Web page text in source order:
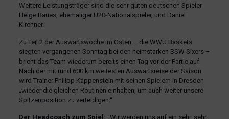
Weitere Leistungsträger sind die sehr guten deutschen Spieler
Helge Baues, ehemaliger U20-Nationalspieler, und Daniel
Kirchner.
Zu Teil 2 der Auswärtswoche im Osten – die WWU Baskets
siegten vergangenen Sonntag bei den heimstarken BSW Sixers –
bricht das Team wiederum bereits einen Tag vor der Partie auf.
Nach der mit rund 600 km weitesten Auswärtsreise der Saison
wird Trainer Philipp Kappenstein mit seinen Spielern in Dresden
„wieder die gleichen Routinen einhalten, um auch weiter unsere
Spitzenposition zu verteidigen.“
Der Headcoach zum Spiel: „Wir werden uns auf ein sehr, sehr